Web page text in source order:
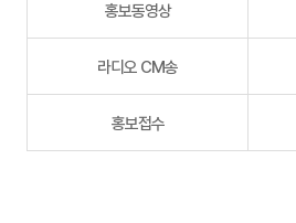
홍보동영상
라디오 CM송
홍보접수